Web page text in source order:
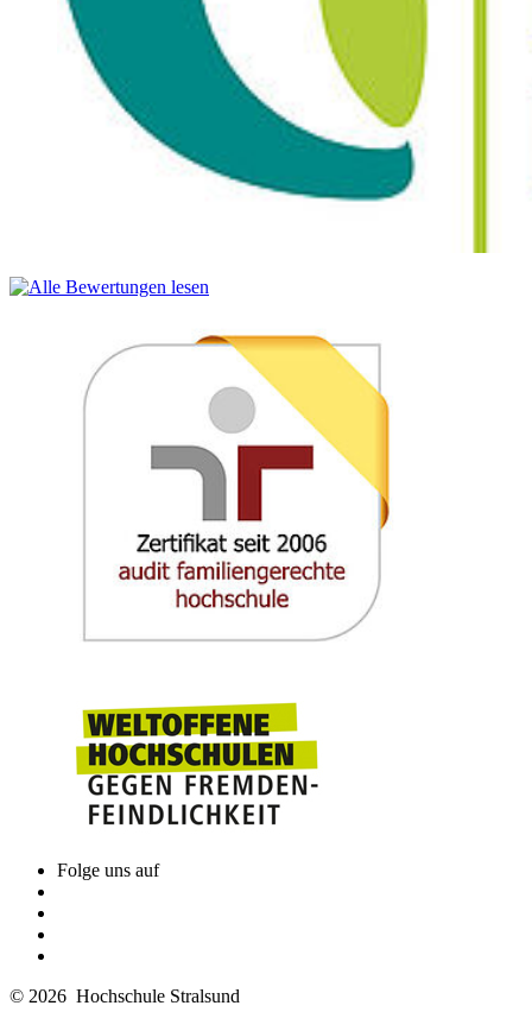
Folge uns auf
© 2026 Hochschule Stralsund